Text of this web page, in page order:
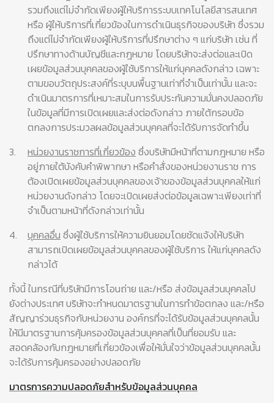
รวมถึงแต่ไม่จำกัดเพียงผู้ให้บริการระบบเทคโนโลยีสารสนเทศ
หรือ ผู้ให้บริการที่เกี่ยวข้องในการดำเนินธุรกิจของบริษัท ซึ่งรวม
ถึงแต่ไม่จำกัดเพียงผู้ให้บริการที่ปรึกษาต่าง ๆ แก่บริษัท เช่น ที่
ปรึกษาทางด้านบัญชีและกฎหมาย โดยบริษัทจะส่งต่อและเปิด
เผยข้อมูลส่วนบุคคลของผู้ใช้บริการให้แก่บุคคลดังกล่าว เฉพาะ
ตามขอบวัตถุประสงค์ที่ระบุบนพื้นฐานเท่าที่จำเป็นเท่านั้น และจะ
ดำเนินมาตรการที่เหมาะสมในการรับประกันความมั่นคงปลอดภัย
ในข้อมูลที่มีการเปิดเผยและส่งต่อดังกล่าว ภายใต้กรอบข้อ
ตกลงการประมวลผลข้อมูลส่วนบุคคลที่จะได้รับการจัดทำขึ้น
3.
หน่วยงานราชการที่เกี่ยวข้อง ซึ่งบริษัทมีหน้าที่ตามกฎหมาย หรือ
อยู่ภายใต้บังคับคำพิพากษา หรือคำสั่งของหน่วยงานราช การ
ต้องเปิดเผยข้อมูลส่วนบุคคลของเจ้าของข้อมูลส่วนบุคคลให้แก่
หน่วยงานดังกล่าว โดยจะเปิดเผยส่งต่อข้อมูลเฉพาะเพียงเท่าที่
จำเป็นตามหน้าที่ดังกล่าวเท่านั้น
4.
บุคคลอื่น ซึ่งผู้ใช้บริการให้ความยินยอมโดยชัดแจ้งให้บริษัท
สามารถเปิดเผยข้อมูลส่วนบุคคลของผู้ใช้บริการ ให้แก่บุคคลดัง
กล่าวได้
ทั้งนี้ ในกรณีที่บริษัทมีการโอนถ่าย และ/หรือ ส่งข้อมูลส่วนบุคคลไป
ยังต่างประเทศ บริษัทจะกำหนดมาตรฐานในการทำข้อตกลง และ/หรือ
สัญญาร่วมธุรกิจกับหน่วยงาน องค์กรที่จะได้รับข้อมูลส่วนบุคคลนั้น
ให้มีมาตรฐานการคุ้มครองข้อมูลส่วนบุคคลที่เป็นที่ยอมรับ และ
สอดคล้องกับกฎหมายที่เกี่ยวข้องเพื่อให้มั่นใจว่าข้อมูลส่วนบุคคลนั้น
จะได้รับการคุ้มครองอย่างปลอดภัย
มาตรการความปลอดภัยสำหรับข้อมูลส่วนบุคคล